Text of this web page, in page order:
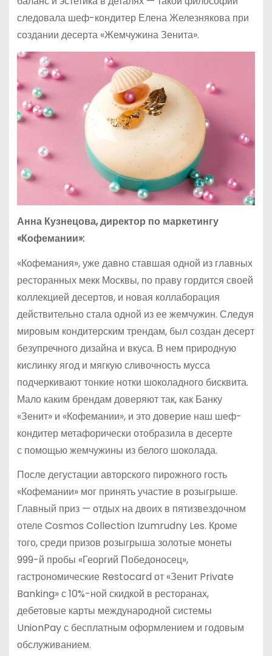
следовала шеф-кондитер Елена Железнякова при
создании десерта «Жемчужина Зенита».
Анна Кузнецова, директор по маркетингу
«Кофемании»:
«Кофемания», уже давно ставшая одной из главных
ресторанных мекк Москвы, по праву гордится своей
коллекцией десертов, и новая коллаборация
действительно стала одной из ее жемчужин. Следуя
мировым кондитерским трендам, был создан десерт
безупречного дизайна и вкуса. В нем природную
кислинку ягод и мягкую сливочность мусса
подчеркивают тонкие нотки шоколадного бисквита.
Мало каким брендам доверяют так, как Банку
«Зенит» и «Кофемании», и это доверие наш шеф-
кондитер метафорически отобразила в десерте
с помощью жемчужины из белого шоколада.
После дегустации авторского пирожного гость
«Кофемании» мог принять участие в розыгрыше.
Главный приз — отдых на двоих в пятизвездочном
отеле Cosmos Collection Izumrudny Les. Кроме
того, среди призов розыгрыша золотые монеты
999-й пробы «Георгий Победоносец»,
гастрономические Restocard от «Зенит Private
Banking» с 10%-ной скидкой в ресторанах,
дебетовые карты международной системы
UnionPay с бесплатным оформлением и годовым
обслуживанием.